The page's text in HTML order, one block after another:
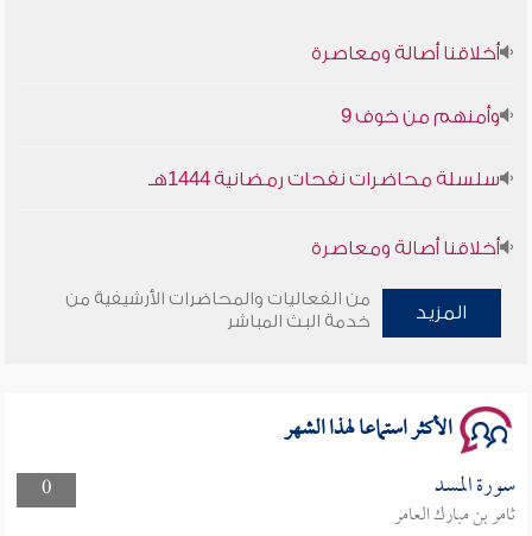
أخلاقنا أصالة ومعاصرة
وأمنهم من خوف 9
سلسلة محاضرات نفحات رمضانية 1444هـ
أخلاقنا أصالة ومعاصرة
وأمنهم من خوف 9
المزيد
من الفعاليات والمحاضرات الأرشيفية من
خدمة البث المباشر
الأكثر استماعا لهذا الشهر
0 سورة المسد
ثامر بن مبارك العامر